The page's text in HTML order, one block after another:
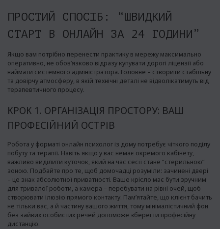
ПРОСТИЙ СПОСІБ: “ШВИДКИЙ
СТАРТ В ОНЛАЙН ЗА 24 ГОДИНИ”
Якщо вам потрібно перенести практику в мережу максимально
оперативно, не обов’язково відразу купувати дорогі ліцензії або
наймати системного адміністратора. Головне – створити стабільну
та довірчу атмосферу, в якій технічні деталі не відволікатимуть від
терапевтичного процесу.
КРОК 1. ОРГАНІЗАЦІЯ ПРОСТОРУ: ВАШ
ПРОФЕСІЙНИЙ ОСТРІВ
Робота у форматі онлайн психолог із дому потребує чіткого поділу
побуту та терапії. Навіть якщо у вас немає окремого кабінету,
важливо виділити куточок, який на час сесії стане “стерильною”
зоною. Подбайте про те, щоб домочадці розуміли: зачинені двері
– це знак абсолютної приватності. Ваше крісло має бути зручним
для тривалої роботи, а камера – перебувати на рівні очей, щоб
створювати ілюзію прямого контакту. Пам’ятайте, що клієнт бачить
не тільки вас, а й частину вашого життя, тому мінімалістичний фон
без зайвих особистих речей допоможе зберегти професійну
дистанцію.